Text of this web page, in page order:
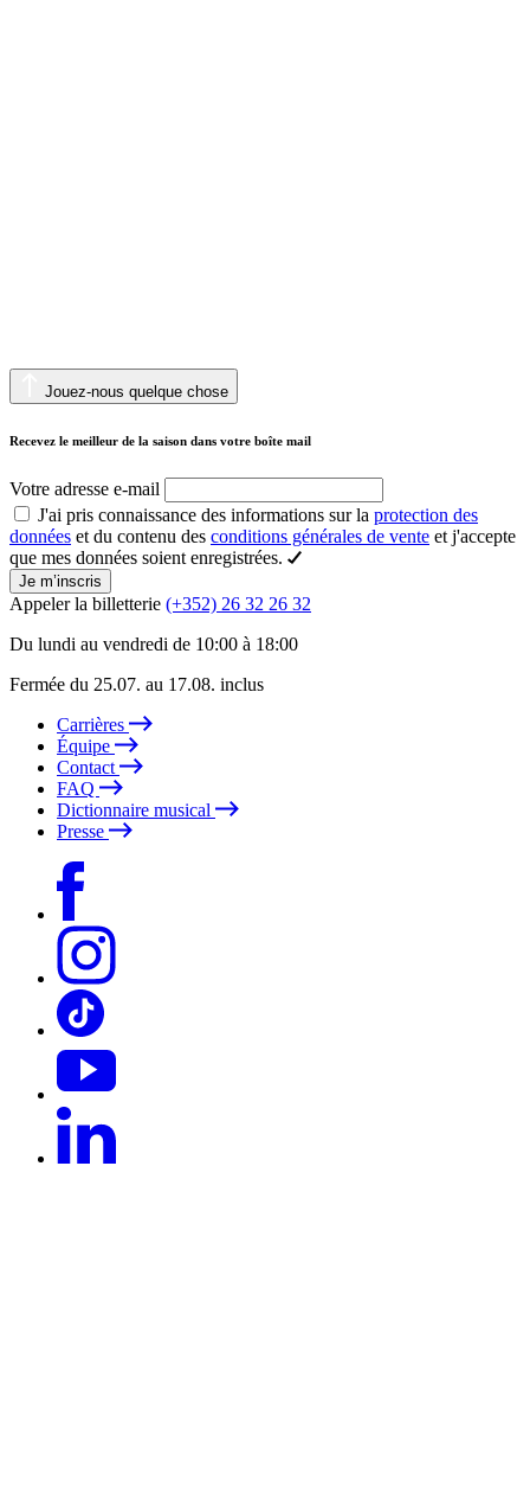
Jouez-nous quelque chose
Recevez le meilleur de la saison dans votre boîte mail
Votre adresse e-mail
J'ai pris connaissance des informations sur la protection des
données et du contenu des conditions générales de vente et j'accepte
que mes données soient enregistrées.
Je m’inscris
Appeler la billetterie (+352) 26 32 26 32
Du lundi au vendredi de 10:00 à 18:00
Fermée du 25.07. au 17.08. inclus
Carrières
Équipe
Contact
FAQ
Dictionnaire musical
Presse